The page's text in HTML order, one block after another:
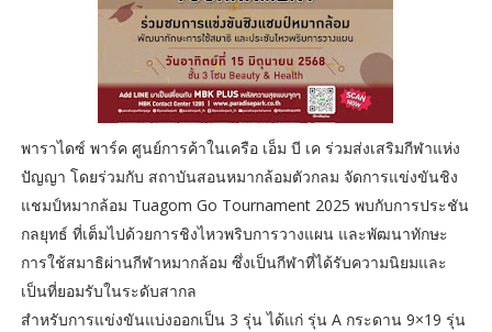
พาราไดซ์ พาร์ค ศูนย์การค้าในเครือ เอ็ม บี เค ร่วมส่งเสริมกีฬาแห่ง
ปัญญา โดยร่วมกับ สถาบันสอนหมากล้อมตัวกลม จัดการแข่งขันชิง
แชมป์หมากล้อม Tuagom Go Tournament 2025 พบกับการประชัน
กลยุทธ์ ที่เต็มไปด้วยการชิงไหวพริบการวางแผน และพัฒนาทักษะ
การใช้สมาธิผ่านกีฬาหมากล้อม ซึ่งเป็นกีฬาที่ได้รับความนิยมและ
เป็นที่ยอมรับในระดับสากล
สำหรับการแข่งขันแบ่งออกเป็น 3 รุ่น ได้แก่ รุ่น A กระดาน 9×19 รุ่น